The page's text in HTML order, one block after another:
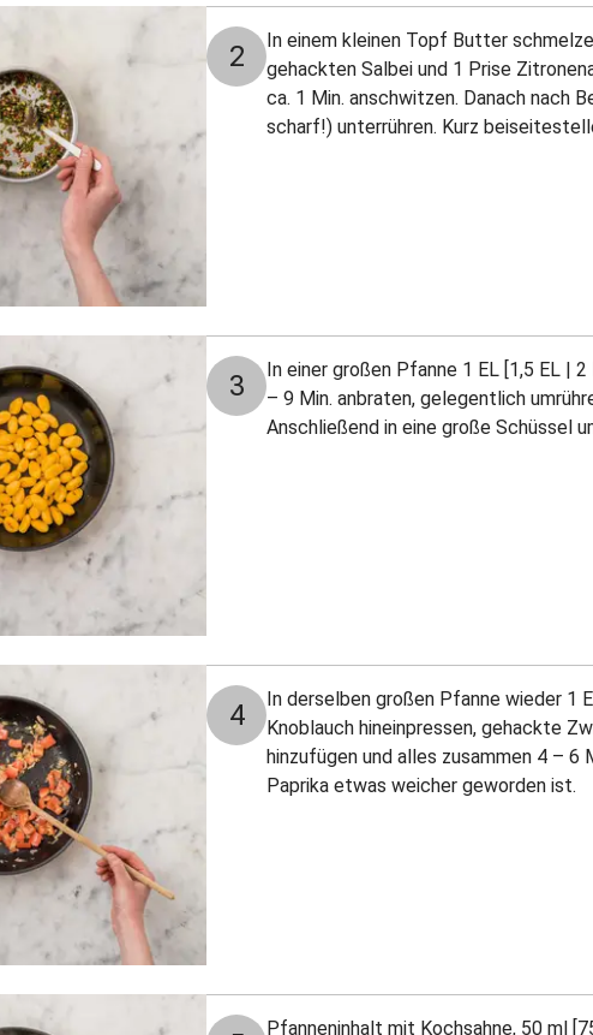
2
In einem kleinen Topf Butter
gehackten Salbei und 1 Prise
ca. 1 Min. anschwitzen. Danach nach
scharf!) unterrühren. Kurz
3
In einer großen Pfanne 1 EL [1,5 EL |
– 9 Min. anbraten, gelegentlich
Anschließend in eine große Schüssel
4
In derselben großen Pfanne wieder 1
Knoblauch hineinpressen, gehackte
hinzufügen und alles zusammen 4 – 6
Paprika etwas weicher geworden ist.
Pfanneninhalt mit Kochsahne, 50 ml